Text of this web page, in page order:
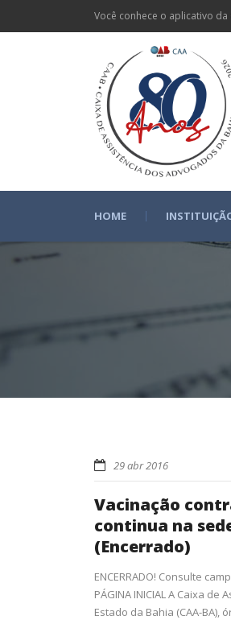
Você conhece o aplicativo da
HOME
29 abr 2016
Vacinação
continua na
(Encerrado)
ENCERRADO! Consulte
PÁGINA INICIAL A Caixa
Estado da Bahia (CAA-BA),